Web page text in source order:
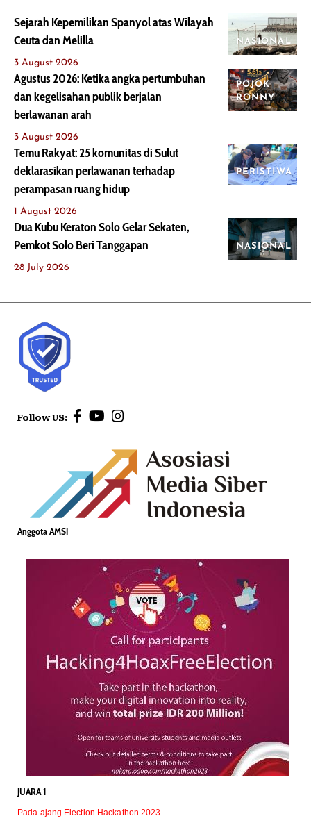
NASIONAL
Sejarah Kepemilikan Spanyol atas Wilayah
Ceuta dan Melilla
3 August 2026
POJOK
RONNY
Agustus 2026: Ketika angka pertumbuhan
dan kegelisahan publik berjalan
berlawanan arah
3 August 2026
PERISTIWA
Temu Rakyat: 25 komunitas di Sulut
deklarasikan perlawanan terhadap
perampasan ruang hidup
1 August 2026
NASIONAL
Dua Kubu Keraton Solo Gelar Sekaten,
Pemkot Solo Beri Tanggapan
28 July 2026
Follow US:
Anggota AMSI
JUARA 1
Pada ajang Election Hackathon 2023